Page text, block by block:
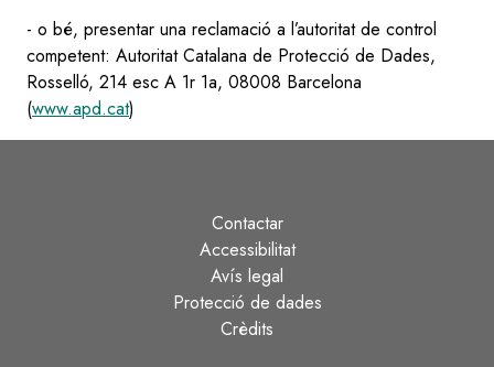
- o bé, presentar una reclamació a l’autoritat de control
competent: Autoritat Catalana de Protecció de Dades,
Rosselló, 214 esc A 1r 1a, 08008 Barcelona
(www.apd.cat)
Contactar
Accessibilitat
Avís legal
Protecció de dades
Crèdits